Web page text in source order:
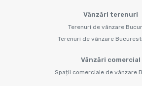
Vânzări terenuri
Terenuri de vânzare
Terenuri de vânzare
Vânzări comercial
Spații comerciale de vânzare